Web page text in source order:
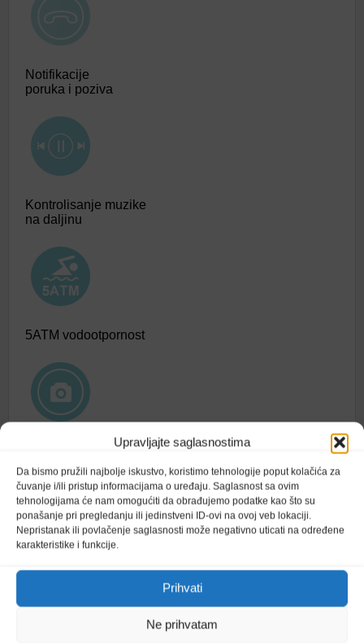
Upravljajte saglasnostima
Da bismo pružili najbolje iskustvo, koristimo tehnologije poput kolačića za
čuvanje i/ili pristup informacijama o uređaju. Saglasnost sa ovim
tehnologijama će nam omogućiti da obrađujemo podatke kao što su
ponašanje pri pregledanju ili jedinstveni ID-ovi na ovoj veb lokaciji.
Nepristanak ili povlačenje saglasnosti može negativno uticati na određene
karakteristike i funkcije.
Prihvati
Ne prihvatam
Notifikacije
poruka i poziva
Kontrolisanje muzike
na daljinu
5ATM vodootpornost
1.7” DISPLEJ U BOJI
Moderan sat sadrži 1,7-inčni kvadratni zaslon u boji
osjetljiv na dodir koji vam pruža a briljantno vizualno
materijala za zrakoplovstvo, koja je lagane težine,
otporna na niske temperature i velika čvrstoća.